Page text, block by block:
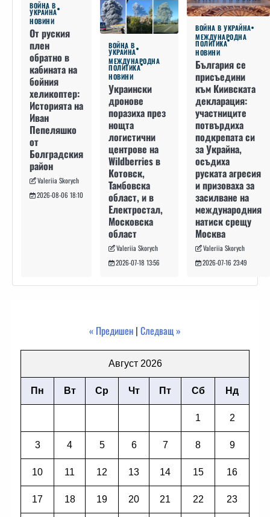
ВОЙНА В
УКРАЙНА
НОВИНИ
От руския
плен
обратно в
кабината на
бойния
хеликоптер:
Историята на
Иван
Пепеляшко
от
Болградския
район
Valeriia Skorych
2026-08-06 18:10
ВОЙНА В
УКРАЙНА
МЕЖДУНАРОДНА
ПОЛИТИКА
НОВИНИ
Украински
дронове
поразиха през
нощта
логистични
центрове на
Wildberries в
Котовск,
Тамбовска
област, и в
Електростал,
Московска
област
Valeriia Skorych
2026-07-18 13:56
ВОЙНА В УКРАЙНА
МЕЖДУНАРОДНА
ПОЛИТИКА
НОВИНИ
България се
присъедини
към Киивската
декларация:
участниците
потвърдиха
подкрепата си
за Украйна,
осъдиха
руската агресия
и призоваха за
засилване на
международния
натиск срещу
Москва
Valeriia Skorych
2026-07-16 23:49
« Предишен | Следващ »
Август 2026
Пн Вт Ср Чт Пт Сб Нд
1 2
3 4 5 6 7 8 9
10 11 12 13 14 15 16
17 18 19 20 21 22 23